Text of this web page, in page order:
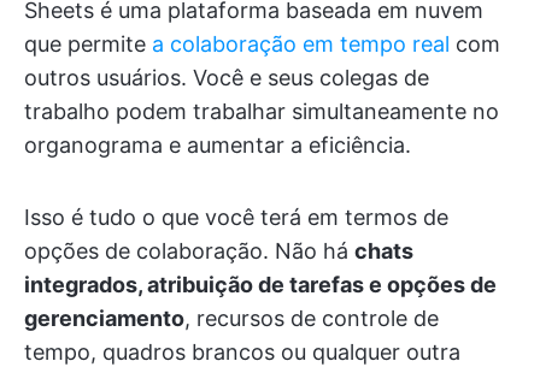
Sheets é uma plataforma baseada em nuvem
que permite a colaboração em tempo real com
outros usuários. Você e seus colegas de
trabalho podem trabalhar simultaneamente no
organograma e aumentar a eficiência.
Isso é tudo o que você terá em termos de
opções de colaboração. Não há chats
integrados, atribuição de tarefas e opções de
gerenciamento, recursos de controle de
tempo, quadros brancos ou qualquer outra